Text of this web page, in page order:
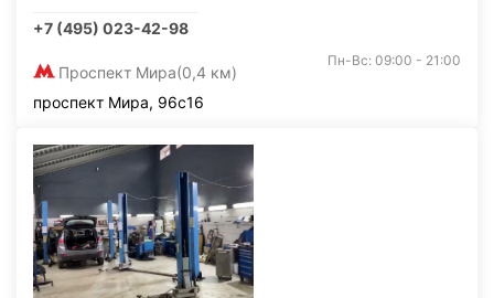
+7 (495) 023-42-98
Проспект Мира(0,4 км)
Пн-Вс: 09:00 - 21:00
проспект Мира, 96с16